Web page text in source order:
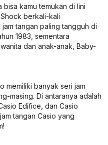
kamu temukan di lini
berkali-kali
tangan paling tangguh di
1983, sementara
dan anak-anak, Baby-
memiliki banyak seri jam
masing. Di antaranya adalah
Edifice, dan Casio
tangan Casio yang